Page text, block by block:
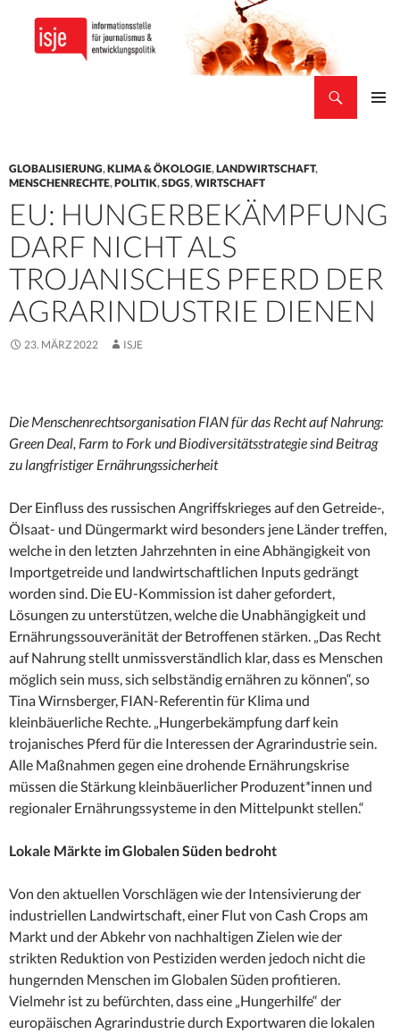
GLOBALISIERUNG,KLIMA & ÖKOLOGIE,LANDWIRTSCHAFT,
MENSCHENRECHTE,POLITIK,SDGS,WIRTSCHAFT
EU: HUNGERBEKÄMPFUNG
DARF NICHT ALS
TROJANISCHES PFERD DER
AGRARINDUSTRIE DIENEN
23. MÄRZ 2022 ISJE
Die Menschenrechtsorganisation FIAN für das Recht auf Nahrung:
Green Deal, Farm to Fork und Biodiversitätsstrategie sind Beitrag
zu langfristiger Ernährungssicherheit
Der Einfluss des russischen Angriffskrieges auf den Getreide-,
Ölsaat- und Düngermarkt wird besonders jene Länder treffen,
welche in den letzten Jahrzehnten in eine Abhängigkeit von
Importgetreide und landwirtschaftlichen Inputs gedrängt
worden sind. Die EU-Kommission ist daher gefordert,
Lösungen zu unterstützen, welche die Unabhängigkeit und
Ernährungssouveränität der Betroffenen stärken. „Das Recht
auf Nahrung stellt unmissverständlich klar, dass es Menschen
möglich sein muss, sich selbständig ernähren zu können“, so
Tina Wirnsberger, FIAN-Referentin für Klima und
kleinbäuerliche Rechte. „Hungerbekämpfung darf kein
trojanisches Pferd für die Interessen der Agrarindustrie sein.
Alle Maßnahmen gegen eine drohende Ernährungskrise
müssen die Stärkung kleinbäuerlicher Produzent*innen und
regionaler Ernährungssysteme in den Mittelpunkt stellen.“
Lokale Märkte im Globalen Süden bedroht
Von den aktuellen Vorschlägen wie der Intensivierung der
industriellen Landwirtschaft, einer Flut von Cash Crops am
Markt und der Abkehr von nachhaltigen Zielen wie der
strikten Reduktion von Pestiziden werden jedoch nicht die
hungernden Menschen im Globalen Süden profitieren.
Vielmehr ist zu befürchten, dass eine „Hungerhilfe“ der
europäischen Agrarindustrie durch Exportwaren die lokalen